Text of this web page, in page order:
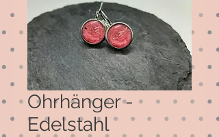
Ohrhänger -
Edelstahl